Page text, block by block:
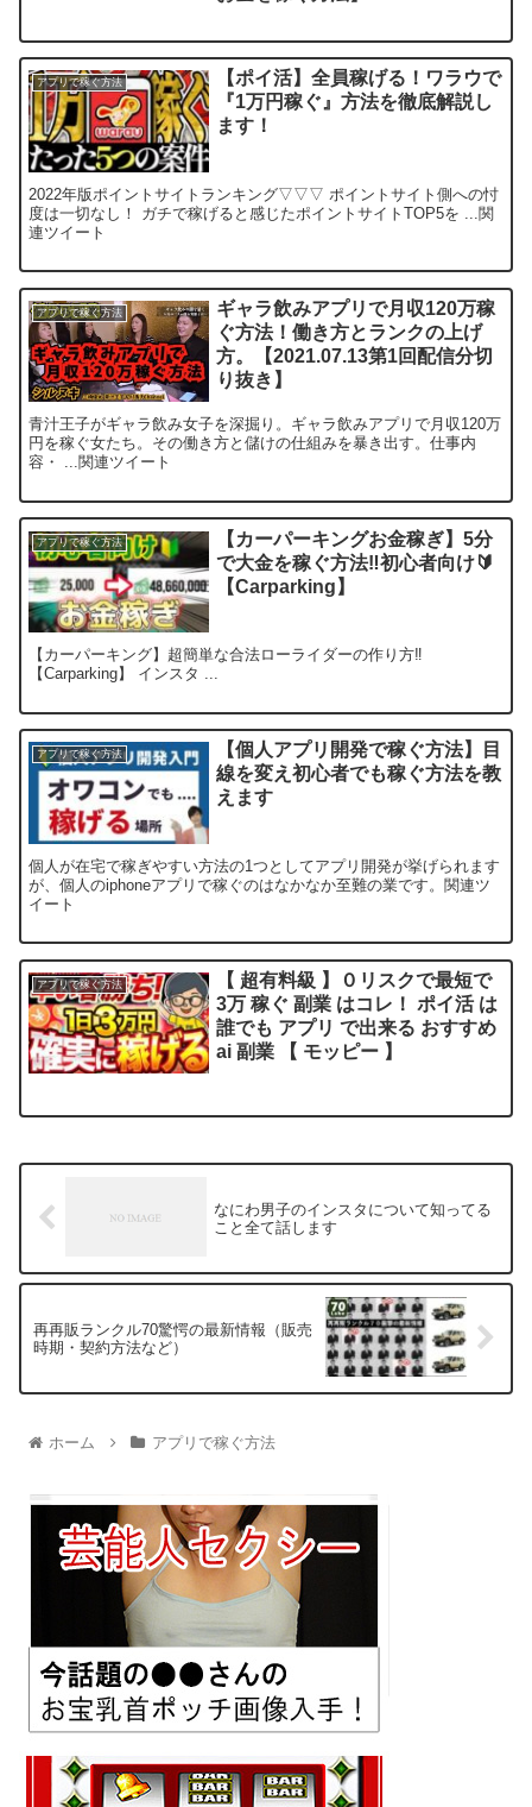
アプリで稼ぐ方法
【ポイ活】全員稼げる！ワラウで
『1万円稼ぐ』方法を徹底解説し
ます！
2022年版ポイントサイトランキング▽▽▽ ポイントサイト側への忖
度は一切なし！ ガチで稼げると感じたポイントサイトTOP5を ...関
連ツイート
アプリで稼ぐ方法
ギャラ飲みアプリで月収120万稼
ぐ方法！働き方とランクの上げ
方。【2021.07.13第1回配信分切
り抜き】
青汁王子がギャラ飲み女子を深掘り。ギャラ飲みアプリで月収120万
円を稼ぐ女たち。その働き方と儲けの仕組みを暴き出す。仕事内
容・ ...関連ツイート
アプリで稼ぐ方法
【カーパーキングお金稼ぎ】5分
で大金を稼ぐ方法‼︎初心者向け🔰
【Carparking】
【カーパーキング】超簡単な合法ローライダーの作り方‼︎
【Carparking】 インスタ ...
アプリで稼ぐ方法
【個人アプリ開発で稼ぐ方法】目
線を変え初心者でも稼ぐ方法を教
えます
個人が在宅で稼ぎやすい方法の1つとしてアプリ開発が挙げられます
が、個人のiphoneアプリで稼ぐのはなかなか至難の業です。関連ツ
イート
アプリで稼ぐ方法
【 超有料級 】０リスクで最短で
3万 稼ぐ 副業 はコレ！ ポイ活 は
誰でも アプリ で出来る おすすめ
ai 副業 【 モッピー 】
なにわ男子のインスタについて知ってる
こと全て話します
再再販ランクル70驚愕の最新情報（販売
時期・契約方法など）
ホーム アプリで稼ぐ方法